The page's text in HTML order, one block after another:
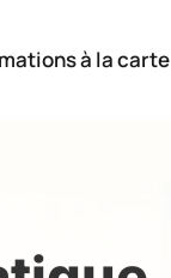
à la carte